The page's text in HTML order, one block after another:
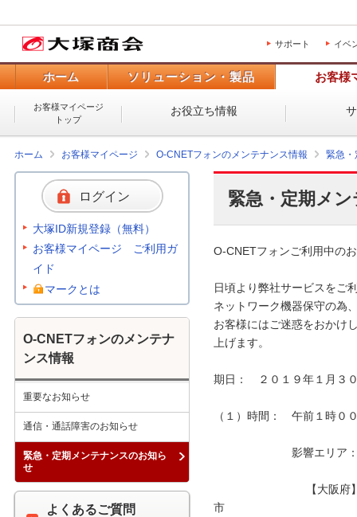
サポート イベ
ホーム ソリューション・製品 お客様
お客様マイページ
トップ
お役立ち情報
ホーム お客様マイページ O-CNETフォンのメンテナンス情報 緊急・
緊急・定期メ
O-CNETフォンご利用中の
日頃より弊社サービスをご
ネットワーク機器保守の為
お客様にはご迷惑をおかけ
上げます。
期日：　２０１９年１月３
（１）時間：　午前１時０
影響エリア：　下記
【大阪府】　豊
ログイン
大塚ID新規登録（無料）
お客様マイページ ご利用ガ
イド
マークとは
O-CNETフォンのメンテナ
ンス情報
重要なお知らせ
通信・通話障害のお知らせ
緊急・定期メンテナンスのお知ら
せ
よくあるご質問